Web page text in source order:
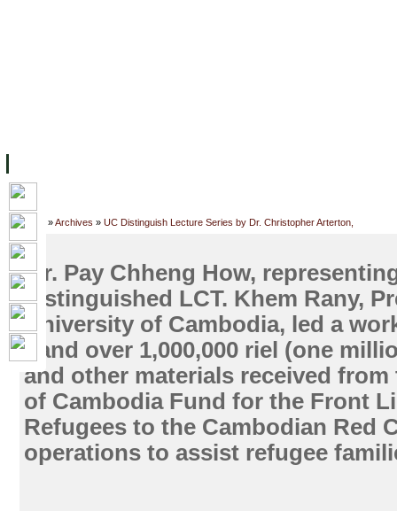
Home »Archives » UC Distinguish Lecture Series by Dr. Christopher Arterton,
Mr. Pay Chheng How,
distinguished LCT. Khem Rany,
University of Cambodia, led a
hand over 1,000,000 riel (one
and other materials received
of Cambodia Fund for the Front
Refugees to the Cambodian Red
operations to assist refugee